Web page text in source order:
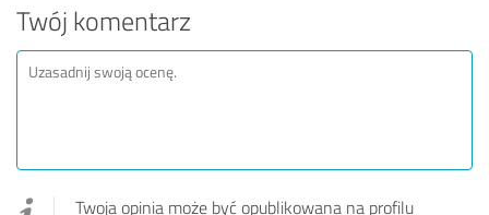
Twój komentarz
Twoja opinia może być opublikowana na profilu